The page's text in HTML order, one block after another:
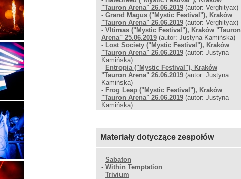
"Tauron Arena" 26.06.2019(autor: Verghityax)
- Grand Magus ("Mystic Festival"), Kraków
"Tauron Arena" 26.06.2019(autor: Verghityax)
- Vltimas ("Mystic Festival"), Kraków "Tauron
Arena" 25.06.2019(autor: Justyna Kamińska)
- Lost Society ("Mystic Festival"), Kraków
"Tauron Arena" 26.06.2019(autor: Justyna
Kamińska)
- Entropia ("Mystic Festival"), Kraków
"Tauron Arena" 26.06.2019(autor: Justyna
Kamińska)
- Frog Leap ("Mystic Festival"), Kraków
"Tauron Arena" 26.06.2019(autor: Justyna
Kamińska)
Materiały dotyczące zespołów
- Sabaton
- Within Temptation
- Trivium